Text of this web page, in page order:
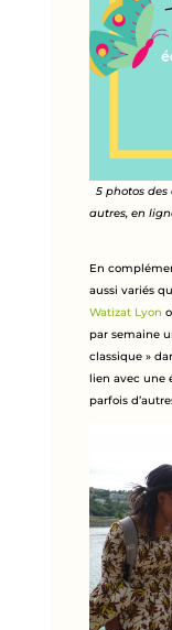
5 photos des
autres, en
En
aussi variés
Watizat Lyon
par semaine
classique »
lien avec une
parfois